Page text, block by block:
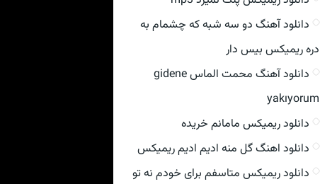
دانلود آهنگ دو سه شبه که چشمام به
دره ریمیکس بیس دار
دانلود آهنگ محمت الماس gidene
yakıyorum
دانلود ریمیکس مامانم خریده
دانلود اهنگ گل منه ادیم ادیم ریمیکس
دانلود ریمیکس متاسفم برای خودم نه تو